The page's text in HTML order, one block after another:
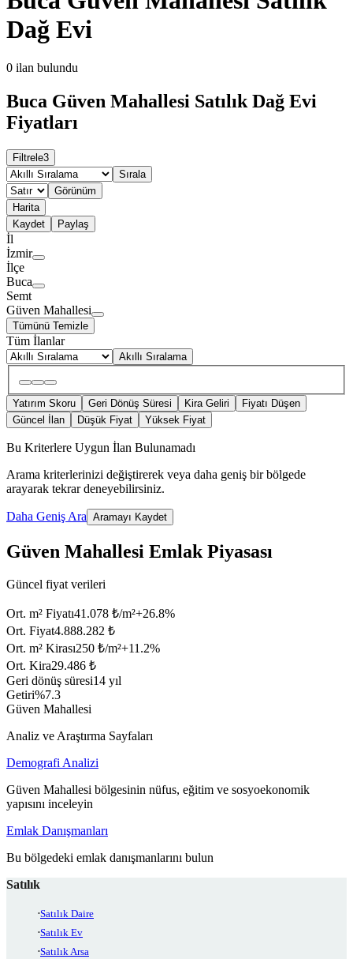
Dağ Evi
0 ilan bulundu
Buca Güven Mahallesi Satılık Dağ Evi
Fiyatları
Filtrele3
Sırala
Görünüm
Harita
Kaydet
Paylaş
İl
İzmir
İlçe
Buca
Semt
Güven Mahallesi
Tümünü Temizle
Tüm İlanlar
Akıllı Sıralama
Yatırım Skoru Geri Dönüş Süresi Kira Geliri
Fiyatı Düşen
Güncel İlan
Düşük Fiyat Yüksek Fiyat
Bu Kriterlere Uygun İlan Bulunamadı
Arama kriterlerinizi değiştirerek veya daha geniş bir bölgede
arayarak tekrar deneyebilirsiniz.
Daha Geniş Ara Aramayı Kaydet
Güven Mahallesi Emlak Piyasası
Güncel fiyat verileri
Ort. m² Fiyatı41.078 ₺/m²+26.8%
Ort. Fiyat4.888.282 ₺
Ort. m² Kirası250 ₺/m²+11.2%
Ort. Kira29.486 ₺
Geri dönüş süresi14 yıl
Getiri%7.3
Güven Mahallesi
Analiz ve Araştırma Sayfaları
Demografi Analizi
Güven Mahallesi bölgesinin nüfus, eğitim ve sosyoekonomik
yapısını inceleyin
Emlak Danışmanları
Bu bölgedeki emlak danışmanlarını bulun
Satılık
Satılık Daire
Satılık Ev
Satılık Arsa